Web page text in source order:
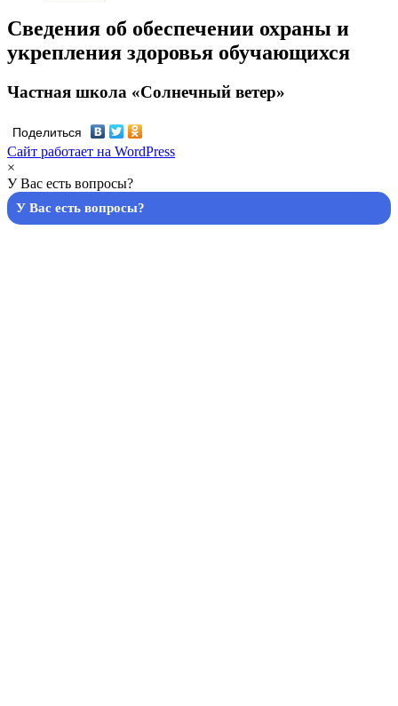
Сведения об обеспечении охраны и
укрепления здоровья обучающихся
Частная школа «Солнечный ветер»
Поделиться
Сайт работает на WordPress
×
У Вас есть вопросы?
У Вас есть вопросы?